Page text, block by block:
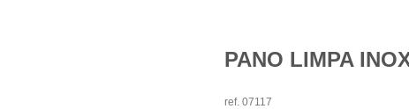
PANO LIMPA
ref. 07117